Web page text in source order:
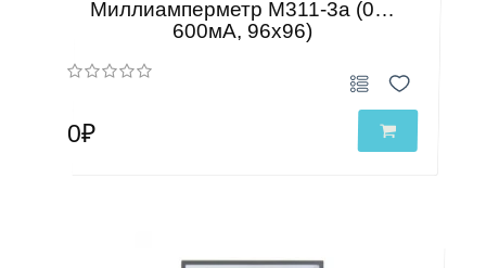
Миллиамперметр М311-3а (0…
600мА, 96х96)
0₽